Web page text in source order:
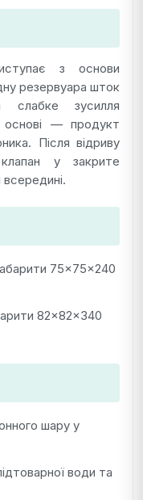
з основи
резервуара шток
слабке зусилля
основі — продукт
Після відриву
у закрите
75×75×240
82×82×340
шару у
води та